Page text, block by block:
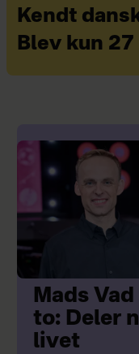
Kendt
Blev kun 27
Mads
to: Deler
livet